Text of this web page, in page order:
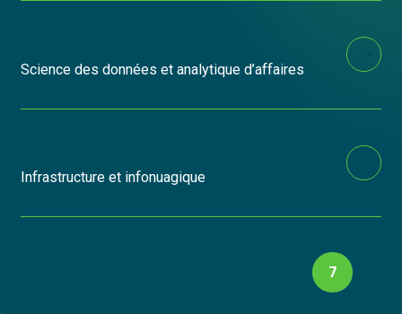
Science des données et analytique d’affaires
Infrastructure et infonuagique
7